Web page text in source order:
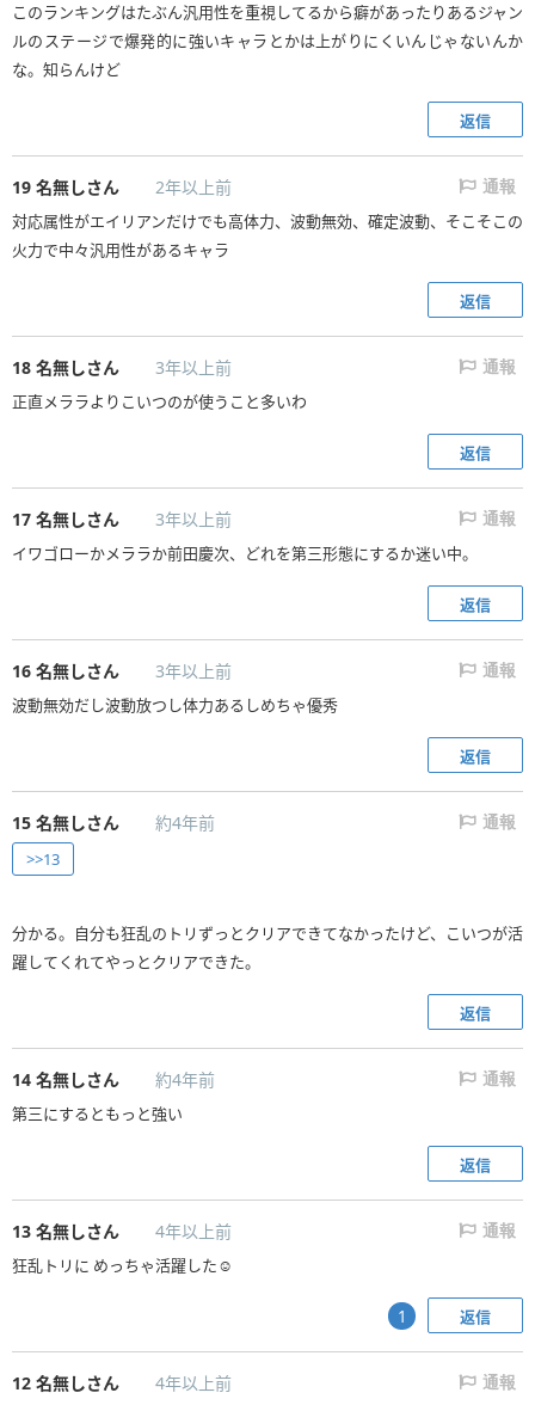
このランキングはたぶん汎用性を重視してるから癖があったりあるジャン
ルのステージで爆発的に強いキャラとかは上がりにくいんじゃないんか
な。知らんけど
返信
19 名無しさん 2年以上前 通報
対応属性がエイリアンだけでも高体力、波動無効、確定波動、そこそこの
火力で中々汎用性があるキャラ
返信
18 名無しさん 3年以上前 通報
正直メララよりこいつのが使うこと多いわ
返信
17 名無しさん 3年以上前 通報
イワゴローかメララか前田慶次、どれを第三形態にするか迷い中。
返信
16 名無しさん 3年以上前 通報
波動無効だし波動放つし体力あるしめちゃ優秀
返信
15 名無しさん 約4年前 通報
>>13
分かる。自分も狂乱のトリずっとクリアできてなかったけど、こいつが活
躍してくれてやっとクリアできた。
返信
14 名無しさん 約4年前 通報
第三にするともっと強い
返信
13 名無しさん 4年以上前 通報
狂乱トリに めっちゃ活躍した☺️
返信
1
12 名無しさん 4年以上前 通報